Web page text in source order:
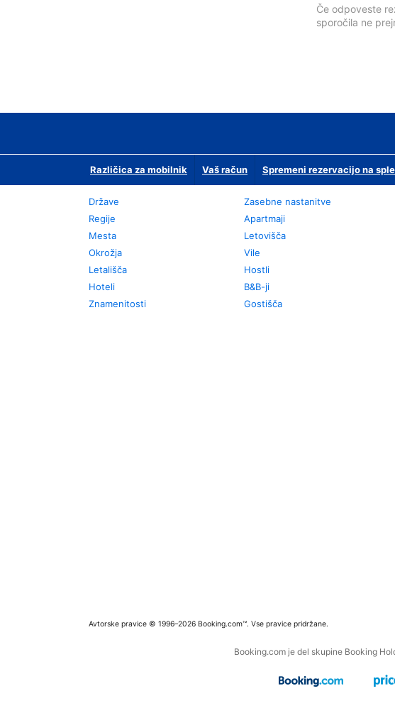
Če odpoveste
sporočila ne
Različica za mobilnik Vaš račun Spremeni rezervacijo na
Države
Regije
Mesta
Okrožja
Letališča
Hoteli
Znamenitosti
Zasebne nastanitve
Apartmaji
Letovišča
Vile
Hostli
B&B-ji
Gostišča
Avtorske pravice © 1996–2026 Booking.com™. Vse pravice pridržane.
Booking.com je del skupine Booking